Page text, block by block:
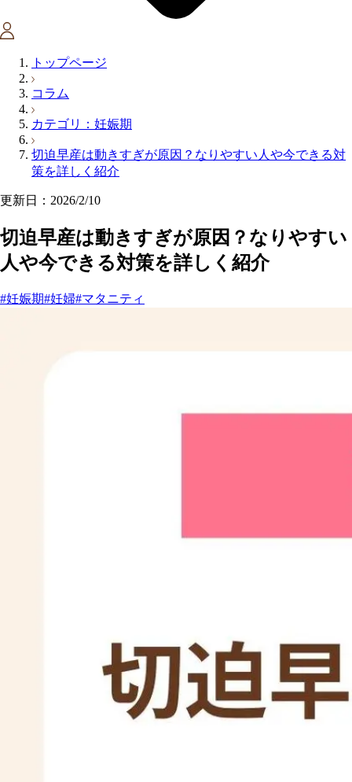
トップページ
コラム
カテゴリ：妊娠期
切迫早産は動きすぎが原因？なりやすい人や今できる対
策を詳しく紹介
更新日：2026/2/10
切迫早産は動きすぎが原因？なりやすい
人や今できる対策を詳しく紹介
#妊娠期#妊婦#マタニティ